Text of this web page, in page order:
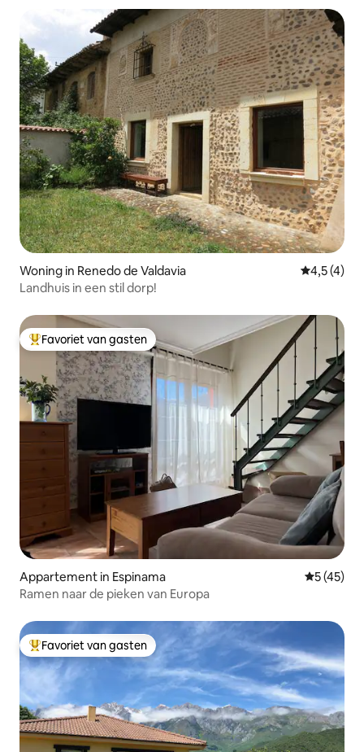
Woning in Renedo de Valdavia
4,5 (4)
Landhuis in een stil dorp!
Topfavoriet van gasten
Favoriet van gasten
Appartement in Espinama
5 (45)
Ramen naar de pieken van Europa
Topfavoriet van gasten
Favoriet van gasten